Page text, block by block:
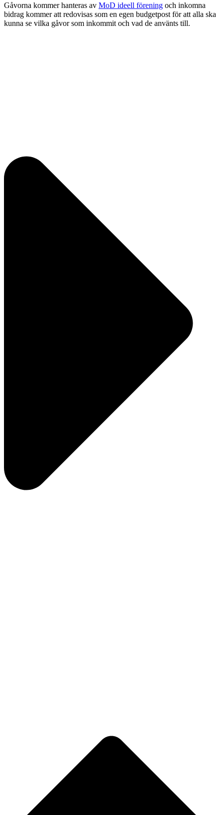
Gåvorna kommer hanteras av MoD ideell förening och inkomna
bidrag kommer att redovisas som en egen budgetpost för att alla ska
kunna se vilka gåvor som inkommit och vad de använts till.